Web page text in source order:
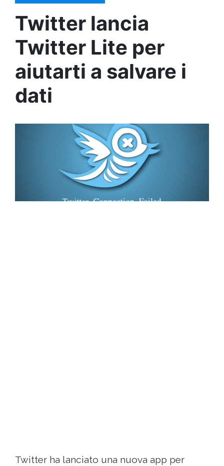
Twitter lancia
Twitter Lite per
aiutarti a salvare i
dati
Twitter ha lanciato una nuova app per